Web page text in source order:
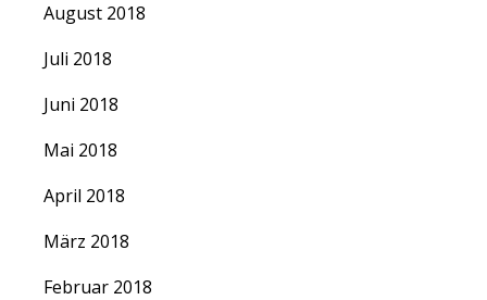
August 2018
Juli 2018
Juni 2018
Mai 2018
April 2018
März 2018
Februar 2018